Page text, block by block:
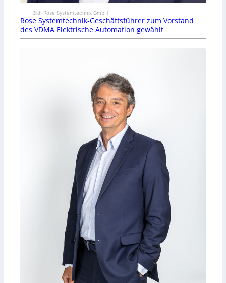
Bild: Rose Systemtechnik GmbH
Rose Systemtechnik-Geschäftsführer zum Vorstand
des VDMA Elektrische Automation gewählt